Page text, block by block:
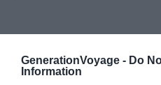
GenerationVoyage - Do
Information
A la une